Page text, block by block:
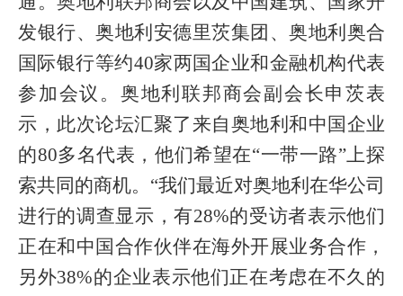
发银行、奥地利安德里茨集团、奥地利奥合
国际银行等约40家两国企业和金融机构代表
参加会议。奥地利联邦商会副会长申茨表
示，此次论坛汇聚了来自奥地利和中国企业
的80多名代表，他们希望在“一带一路”上探
索共同的商机。“我们最近对奥地利在华公司
进行的调查显示，有28%的受访者表示他们
正在和中国合作伙伴在海外开展业务合作，
另外38%的企业表示他们正在考虑在不久的